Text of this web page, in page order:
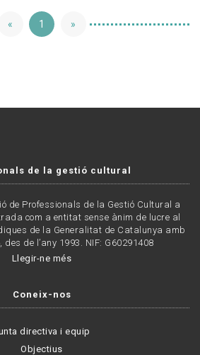
« 1 »
de la gestió cultural
de Professionals de la Gestió Cultural a
com a entitat sense ànim de lucre al
de la Generalitat de Catalunya amb
des de l’any 1993. NIF: G60291408
Llegir-ne més
Coneix-nos
directiva i equip
Objectius